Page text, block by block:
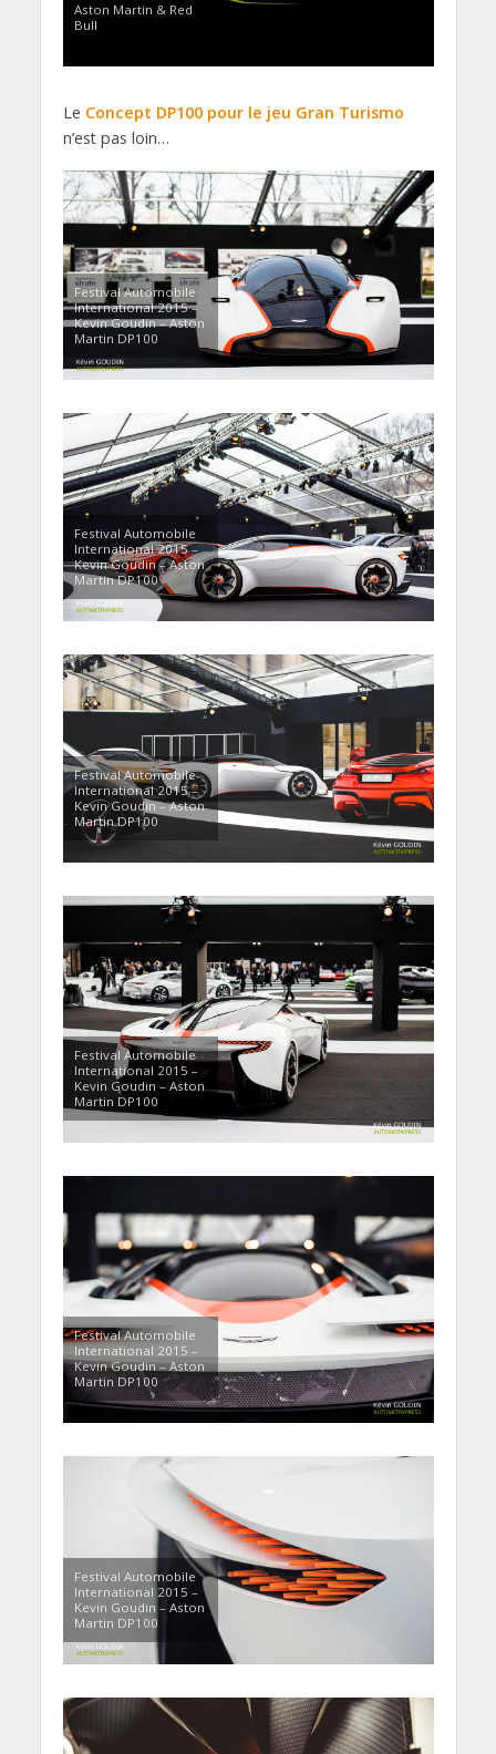
Aston Martin & Red
Bull
Le Concept DP100 pour le jeu Gran Turismo
n’est pas loin…
Festival Automobile
International 2015 –
Kevin Goudin – Aston
Martin DP100
Festival Automobile
International 2015 –
Kevin Goudin – Aston
Martin DP100
Festival Automobile
International 2015 –
Kevin Goudin – Aston
Martin DP100
Festival Automobile
International 2015 –
Kevin Goudin – Aston
Martin DP100
Festival Automobile
International 2015 –
Kevin Goudin – Aston
Martin DP100
Festival Automobile
International 2015 –
Kevin Goudin – Aston
Martin DP100